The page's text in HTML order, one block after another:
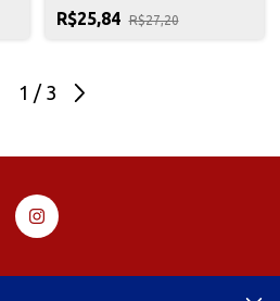
R$25,84 R$27,20
1 / 3